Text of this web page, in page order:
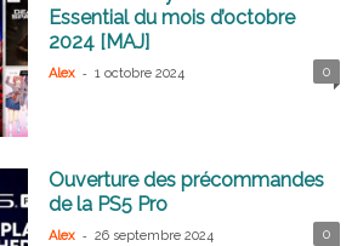
Essential du mois d’octobre
2024 [MAJ]
Alex - 1 octobre 2024 0
Ouverture des précommandes
de la PS5 Pro
Alex - 26 septembre 2024 0